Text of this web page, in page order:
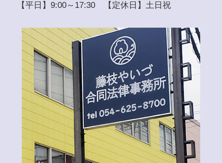
【平日】9:00～17:30 【定休日】土日祝